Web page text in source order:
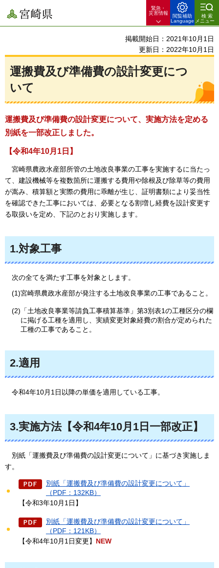
宮崎県
緊急・
災害情報
閲覧補助
Language
検索
メニュー
掲載開始日：2021年10月1日
更新日：2022年10月1日
運搬費及び準備費の設計変更につ
いて
運搬費及び準備費の設計変更について、実施方法を定める
別紙を一部改正しました。
【令和4年10月1日】
宮崎県農政水産部所管の土地改良事業の工事を実施するに当たっ
て、建設機械等を複数箇所に運搬する費用や除根及び除草等の費用
が嵩み、積算額と実際の費用に乖離が生じ、証明書類により妥当性
を確認できた工事においては、必要となる割増し経費を設計変更す
る取扱いを定め、下記のとおり実施します。
1.対象工事
次の全てを満たす工事を対象とします。
(1)宮崎県農政水産部が発注する土地改良事業の工事であること。
(2)「土地改良事業等請負工事積算基準」第3別表1の工種区分の欄
に掲げる工種を適用し、実績変更対象経費の割合が定められた
工種の工事であること。
2.適用
令和4年10月1日以降の単価を適用している工事。
3.実施方法【令和4年10月1日一部改正】
別紙 「運搬費及び準備費の設計変更について」に基づき実施しま
す。
別紙「運搬費及び準備費の設計変更について」
（PDF：132KB）
【令和3年10月1日】
別紙「運搬費及び準備費の設計変更について」
（PDF：121KB）
【令和4年10月1日変更】 NEW